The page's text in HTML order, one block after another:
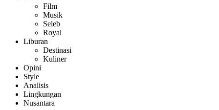
Film
Musik
Seleb
Royal
Liburan
Destinasi
Kuliner
Opini
Style
Analisis
Lingkungan
Nusantara